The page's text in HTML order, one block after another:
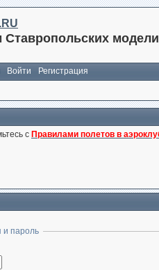
Войти
Регистрация
с Правилами полетов в
и пароль